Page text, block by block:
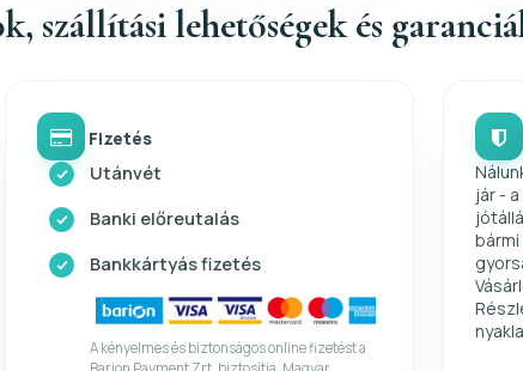
szállítási lehetőségek és
Fizetés
Utánvét
Banki előreutalás
Bankkártyás fizetés
A kényelmes és biztonságos online fizetést a
jár -